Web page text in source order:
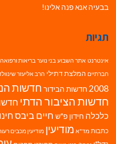
בבעיה אנא פנה אלינו!
תגיות
אינטרנט אתר השבוע בני נוער בריאות ורפואה
חברתיים המלצת דתילי הרב אליעזר
2008 חדשות הבידור חדשות
חדשות הציבור הדתי
כלכלה חידון פ"ש חיים ביבס
כתבות מד"א מודיעין מודיעין מכבים